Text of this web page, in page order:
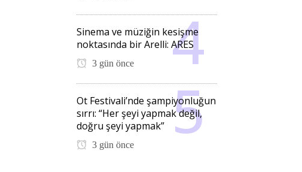
Sinema ve müziğin kesişme
noktasında bir Arelli: ARES
3 gün önce
Ot Festivali’nde şampiyonluğun
sırrı: “Her şeyi yapmak değil,
doğru şeyi yapmak”
3 gün önce